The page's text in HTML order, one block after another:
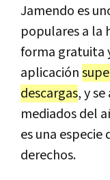
Jamendo es
populares a la
forma gratuita
aplicación
descargas, y
mediados del
es una
derechos.